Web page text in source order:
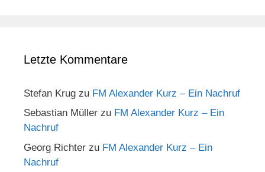
Letzte Kommentare
Stefan Krug zu FM Alexander Kurz – Ein Nachruf
Sebastian Müller zu FM Alexander Kurz – Ein
Nachruf
Georg Richter zu FM Alexander Kurz – Ein
Nachruf